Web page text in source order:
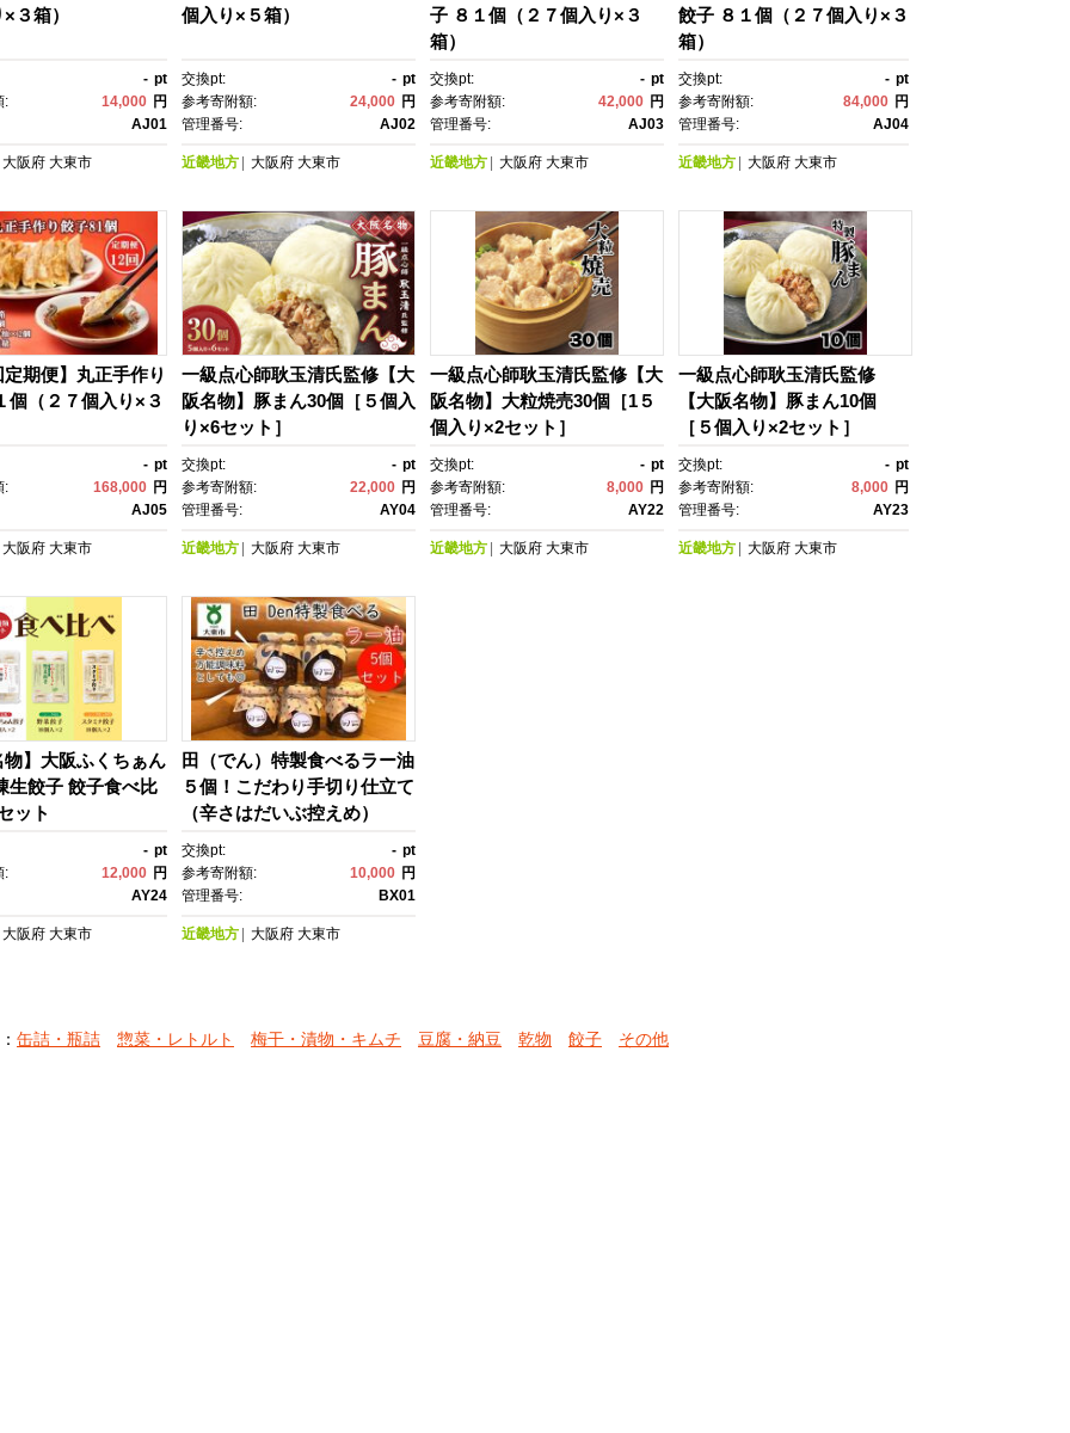
３箱）
- pt
:
14,000 円
AJ01
大阪府 大東市
個入り×５箱）
交換pt: - pt
参考寄附額:
24,000 円
管理番号:
AJ02
近畿地方 大阪府 大東市
子 ８１個（２７個入り×３
箱）
交換pt: - pt
参考寄附額:
42,000 円
管理番号:
AJ03
近畿地方 大阪府 大東市
餃子 ８１個（２７個入り×３
箱）
交換pt: - pt
参考寄附額:
84,000 円
管理番号:
AJ04
近畿地方 大阪府 大東市
期便】丸正手作り
個（２７個入り×３
- pt
:
168,000 円
AJ05
大阪府 大東市
一級点心師耿玉清氏監修【大
阪名物】豚まん30個［５個入
り×6セット］
交換pt: - pt
参考寄附額:
22,000 円
管理番号:
AY04
近畿地方 大阪府 大東市
一級点心師耿玉清氏監修【大
阪名物】大粒焼売30個［1５
個入り×2セット］
交換pt: - pt
参考寄附額:
8,000 円
管理番号:
AY22
近畿地方 大阪府 大東市
一級点心師耿玉清氏監修
【大阪名物】豚まん10個
［５個入り×2セット］
交換pt: - pt
参考寄附額:
8,000 円
管理番号:
AY23
近畿地方 大阪府 大東市
物】大阪ふくちぁん
生餃子 餃子食べ比
ット
- pt
:
12,000 円
AY24
大阪府 大東市
田（でん）特製食べるラー油
５個！こだわり手切り仕立て
（辛さはだいぶ控えめ）
交換pt: - pt
参考寄附額:
10,000 円
管理番号:
BX01
近畿地方 大阪府 大東市
缶詰・瓶詰 惣菜・レトルト 梅干・漬物・キムチ 豆腐・納豆 乾物 餃子 その他